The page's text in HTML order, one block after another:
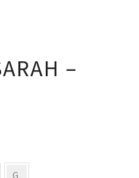
–
G